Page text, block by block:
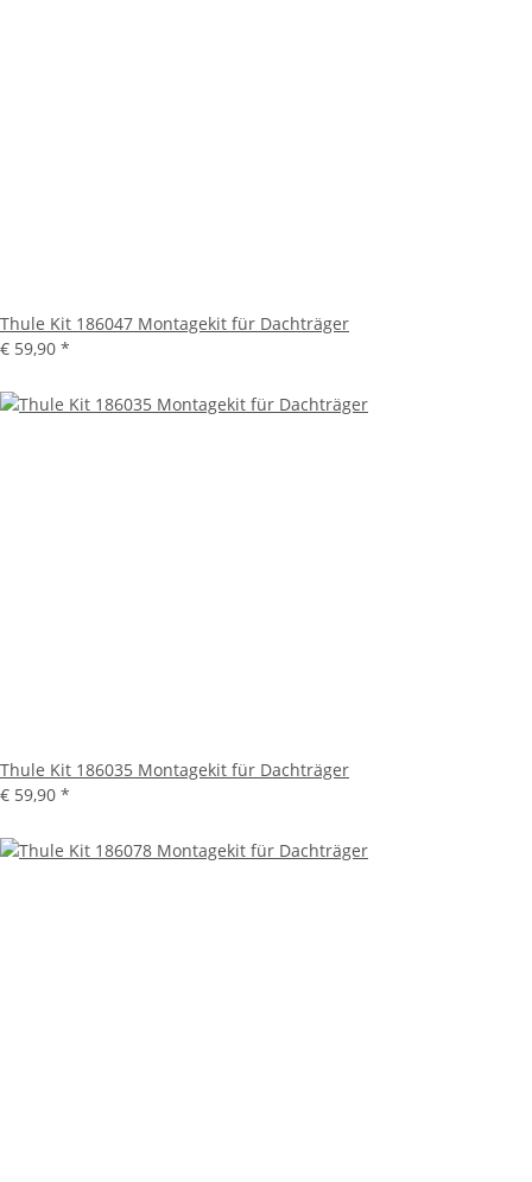
Thule Kit 186047 Montagekit für Dachträger
€ 59,90 *
Thule Kit 186035 Montagekit für Dachträger
€ 59,90 *